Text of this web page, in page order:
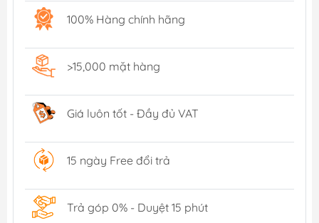
100% Hàng chính hãng
>15,000 mặt hàng
Giá luôn tốt - Đầy đủ VAT
15 ngày Free đổi trả
Trả góp 0% - Duyệt 15 phút